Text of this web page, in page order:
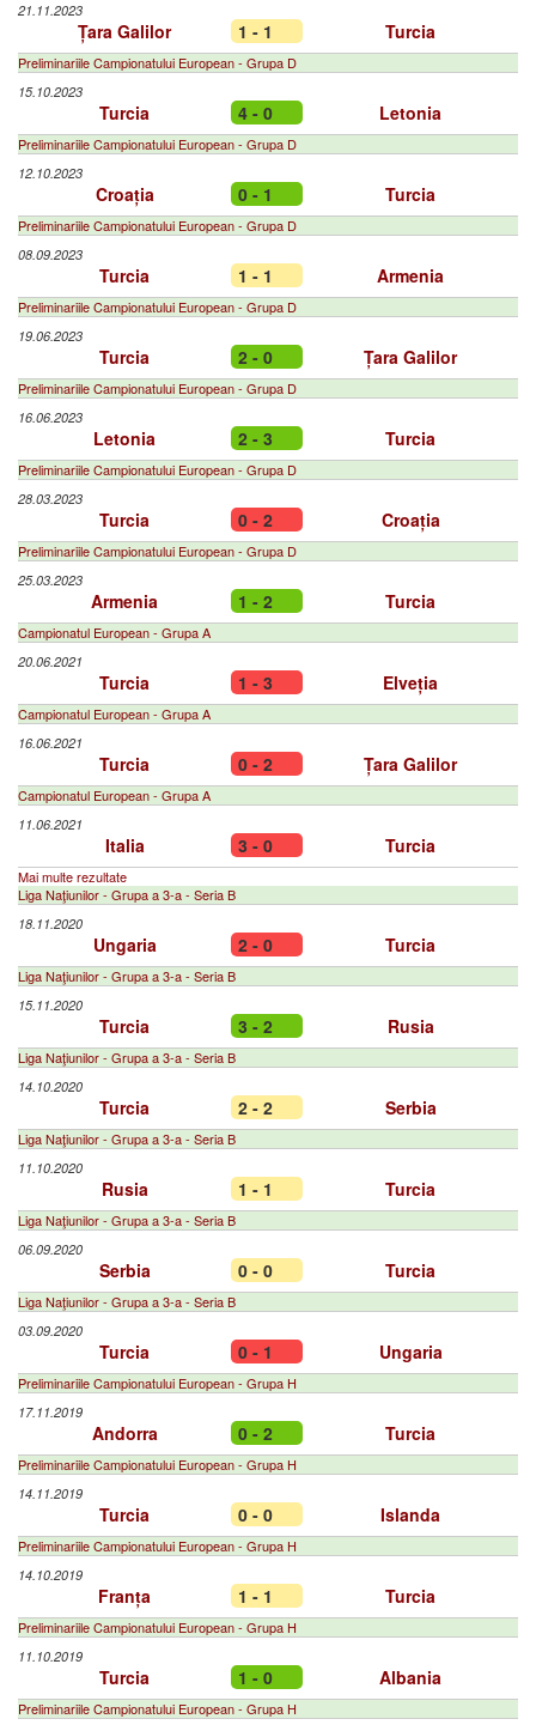
21.11.2023
Țara Galilor 1 - 1 Turcia
Preliminariile Campionatului European - Grupa D
15.10.2023
Turcia 4 - 0 Letonia
Preliminariile Campionatului European - Grupa D
12.10.2023
Croația 0 - 1 Turcia
Preliminariile Campionatului European - Grupa D
08.09.2023
Turcia 1 - 1 Armenia
Preliminariile Campionatului European - Grupa D
19.06.2023
Turcia 2 - 0 Țara Galilor
Preliminariile Campionatului European - Grupa D
16.06.2023
Letonia 2 - 3 Turcia
Preliminariile Campionatului European - Grupa D
28.03.2023
Turcia 0 - 2 Croația
Preliminariile Campionatului European - Grupa D
25.03.2023
Armenia 1 - 2 Turcia
Campionatul European - Grupa A
20.06.2021
Turcia 1 - 3 Elveția
Campionatul European - Grupa A
16.06.2021
Turcia 0 - 2 Țara Galilor
Campionatul European - Grupa A
11.06.2021
Italia 3 - 0 Turcia
Mai multe rezultate
Liga Naţiunilor - Grupa a 3-a - Seria B
18.11.2020
Ungaria 2 - 0 Turcia
Liga Naţiunilor - Grupa a 3-a - Seria B
15.11.2020
Turcia 3 - 2 Rusia
Liga Naţiunilor - Grupa a 3-a - Seria B
14.10.2020
Turcia 2 - 2 Serbia
Liga Naţiunilor - Grupa a 3-a - Seria B
11.10.2020
Rusia 1 - 1 Turcia
Liga Naţiunilor - Grupa a 3-a - Seria B
06.09.2020
Serbia 0 - 0 Turcia
Liga Naţiunilor - Grupa a 3-a - Seria B
03.09.2020
Turcia 0 - 1 Ungaria
Preliminariile Campionatului European - Grupa H
17.11.2019
Andorra 0 - 2 Turcia
Preliminariile Campionatului European - Grupa H
14.11.2019
Turcia 0 - 0 Islanda
Preliminariile Campionatului European - Grupa H
14.10.2019
Franța 1 - 1 Turcia
Preliminariile Campionatului European - Grupa H
11.10.2019
Turcia 1 - 0 Albania
Preliminariile Campionatului European - Grupa H